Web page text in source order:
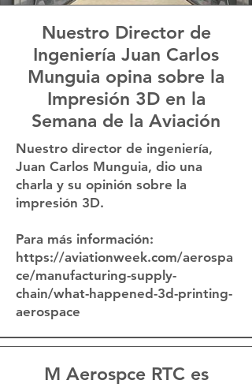
Nuestro Director de
Ingeniería Juan Carlos
Munguia opina sobre la
Impresión 3D en la
Semana de la Aviación
Nuestro director de ingeniería,
Juan Carlos Munguia, dio una
charla y su opinión sobre la
impresión 3D.
Para más información:
https://aviationweek.com/aerospa
ce/manufacturing-supply-
chain/what-happened-3d-printing-
aerospace
M Aerospce RTC es